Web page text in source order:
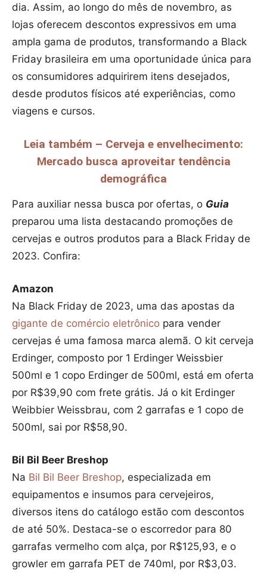
dia. Assim, ao longo do mês de novembro, as
lojas oferecem descontos expressivos em uma
ampla gama de produtos, transformando a Black
Friday brasileira em uma oportunidade única para
os consumidores adquirirem itens desejados,
desde produtos físicos até experiências, como
viagens e cursos.
Leia também – Cerveja e envelhecimento:
Mercado busca aproveitar tendência
demográfica
Para auxiliar nessa busca por ofertas, o Guia
preparou uma lista destacando promoções de
cervejas e outros produtos para a Black Friday de
2023. Confira:
Amazon
Na Black Friday de 2023, uma das apostas da
gigante de comércio eletrônico para vender
cervejas é uma famosa marca alemã. O kit cerveja
Erdinger, composto por 1 Erdinger Weissbier
500ml e 1 copo Erdinger de 500ml, está em oferta
por R$39,90 com frete grátis. Já o kit Erdinger
Weibbier Weissbrau, com 2 garrafas e 1 copo de
500ml, sai por R$58,90.
Bil Bil Beer Breshop
Na Bil Bil Beer Breshop, especializada em
equipamentos e insumos para cervejeiros,
diversos itens do catálogo estão com descontos
de até 50%. Destaca-se o escorredor para 80
garrafas vermelho com alça, por R$125,93, e o
growler em garrafa PET de 740ml, por R$3,03.